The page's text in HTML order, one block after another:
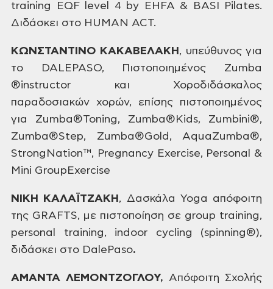
training EQF level 4 by EHFA & BASI Pilates.
Διδάσκει στο HUMAN ACT.
ΚΩΝΣΤΑΝΤΙΝΟ ΚΑΚΑΒΕΛΑΚΗ , υπεύθυνοςγια
το DALEPASO, Πιστοποιημένος Zumba
®️instructor και Χοροδιδάσκαλος
παραδοσιακών χορών, επίσης πιστοποιημένος
για
Zumba®Toning, Zumba®Kids, Zumbini®,
Zumba®Step, Zumba®Gold, AquaZumba®,
StrongNation™, Pregnancy Exercise, Personal &
Mini GroupExercise
ΝΙΚΗ ΚΑΛΑΪΤΖΑΚΗ , Δασκάλα Yoga απόφοιτη
της GRAFTS, με πιστοποίηση σε group training,
personal training, indoor cycling (spinning®),
διδάσκει στο DalePaso.
ΑΜΑΝΤΑ ΛΕΜΟΝΤΖΟΓΛΟΥ, Απόφοιτη Σχολής